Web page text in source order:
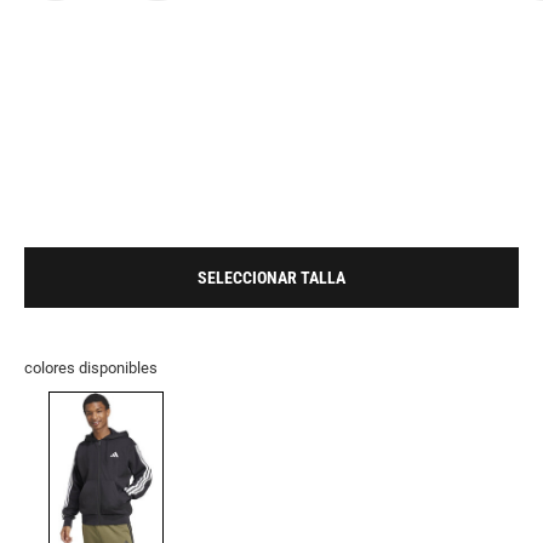
SELECCIONAR TALLA
colores disponibles